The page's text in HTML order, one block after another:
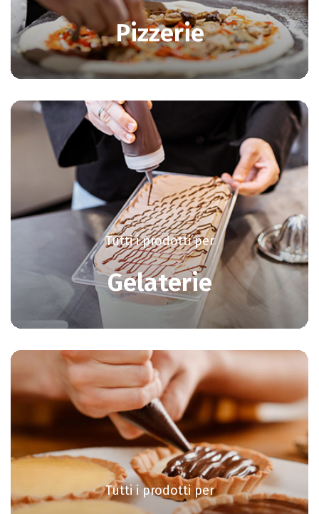
Pizzerie
Tutti i prodotti per
Gelaterie
Tutti i prodotti per